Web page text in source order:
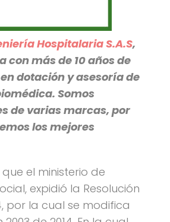
Hospitalaria S.A.S,
con más de 10 años de
dotación y asesoría de
Somos
de varias marcas, por
los mejores
el ministerio de
expidió la Resolución
por la cual se modifica